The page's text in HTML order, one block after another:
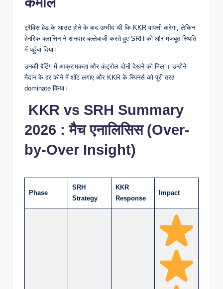
ट्रैविस हेड के आउट होने के बाद उम्मीद थी कि KKR वापसी करेगा, लेकिन
हेनरिक क्लासिन ने शानदार बल्लेबाजी करते हुए SRH को और मजबूत स्थिति
में पहुँचा दिया।
उनकी बैटिंग में आक्रामकता और कंट्रोल दोनों देखने को मिला। उन्होंने
मैदान के हर कोने में शॉट लगाए और KKR के स्पिनर्स को पूरी तरह
dominate किया।
KKR vs SRH Summary
2026 :मैच एनालिसिस (Over-
by-Over Insight)
Phase
SRH
Strategy
KKR
Response
Impact